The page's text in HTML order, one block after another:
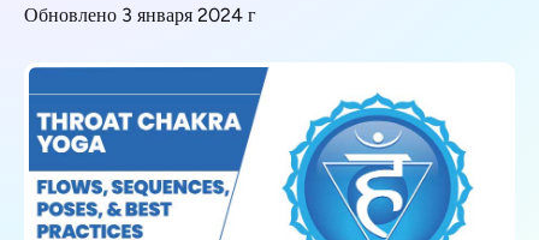
Обновлено 3 января 2024 г